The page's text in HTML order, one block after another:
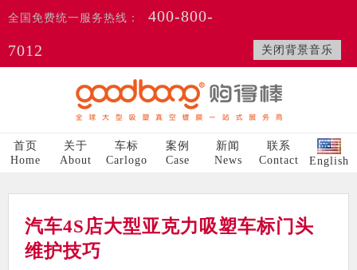
关闭背景音乐
全国免费统一服务热线：
400-800-
7012
首页
Home
关于
About
车标
Carlogo
案例
Case
新闻
News
联系
Contact
English
汽车4S店大型亚克力吸塑车标门头
维护技巧